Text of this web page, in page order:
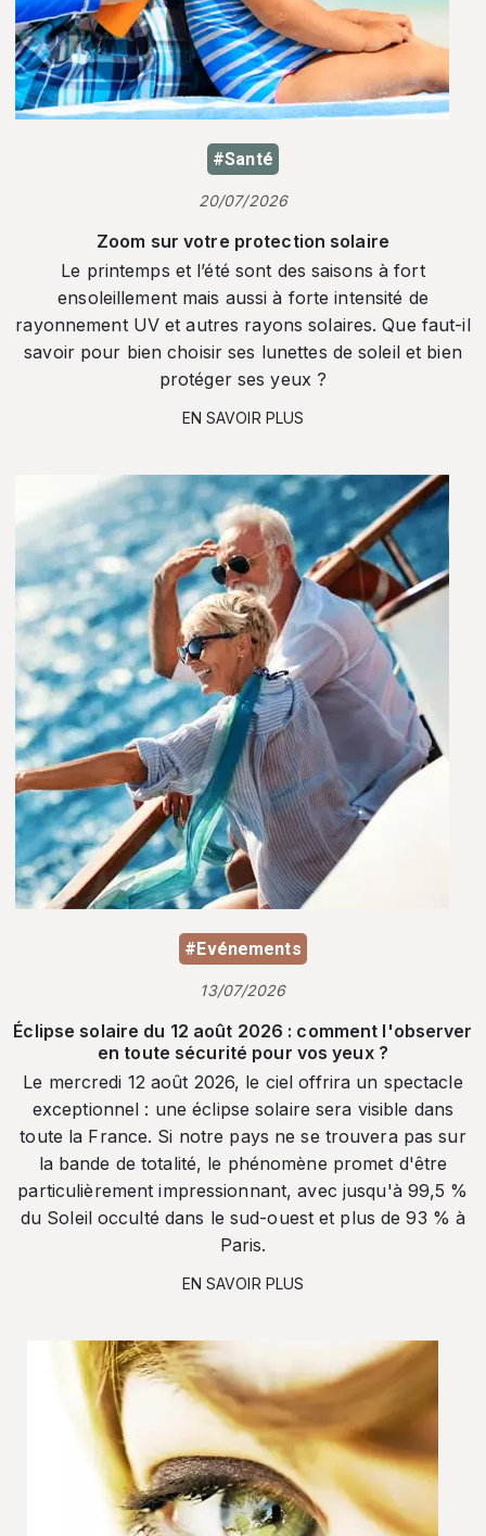
#Santé
20/07/2026
Zoom sur votre protection solaire
Le printemps et l’été sont des saisons à fort
ensoleillement mais aussi à forte intensité de
rayonnement UV et autres rayons solaires. Que faut-il
savoir pour bien choisir ses lunettes de soleil et bien
protéger ses yeux ?
EN SAVOIR PLUS
#Evénements
13/07/2026
Éclipse solaire du 12 août 2026 : comment l'observer
en toute sécurité pour vos yeux ?
Le mercredi 12 août 2026, le ciel offrira un spectacle
exceptionnel : une éclipse solaire sera visible dans
toute la France. Si notre pays ne se trouvera pas sur
la bande de totalité, le phénomène promet d'être
particulièrement impressionnant, avec jusqu'à 99,5 %
du Soleil occulté dans le sud-ouest et plus de 93 % à
Paris.
EN SAVOIR PLUS